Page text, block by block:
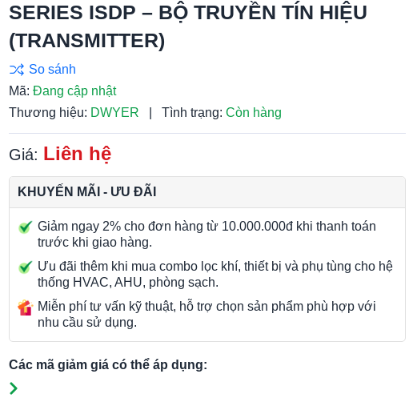
SERIES ISDP – BỘ TRUYỀN TÍN HIỆU
(TRANSMITTER)
Mã:Đang cập nhật
Thương hiệu: DWYER Tình trạng: Còn hàng
Giá: Liên hệ
KHUYẾN MÃI - ƯU ĐÃI
Giảm ngay 2% cho đơn hàng từ 10.000.000đ khi thanh toán
trước khi giao hàng.
Ưu đãi thêm khi mua combo lọc khí, thiết bị và phụ tùng cho hệ
thống HVAC, AHU, phòng sạch.
Miễn phí tư vấn kỹ thuật, hỗ trợ chọn sản phẩm phù hợp với
nhu cầu sử dụng.
Các mã giảm giá có thể áp dụng: